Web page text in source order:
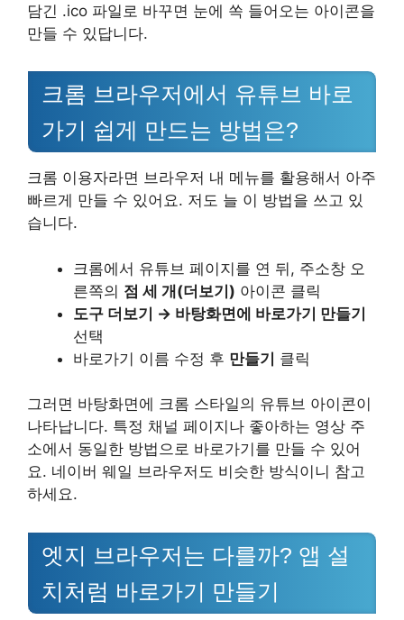
담긴 .ico 파일로 바꾸면 눈에 쏙 들어오는 아이콘을
만들 수 있답니다.
크롬 브라우저에서 유튜브 바로
가기 쉽게 만드는 방법은?
크롬 이용자라면 브라우저 내 메뉴를 활용해서 아주
빠르게 만들 수 있어요. 저도 늘 이 방법을 쓰고 있
습니다.
크롬에서 유튜브 페이지를 연 뒤, 주소창 오
른쪽의 점 세 개(더보기) 아이콘 클릭
도구 더보기 → 바탕화면에 바로가기 만들기
선택
바로가기 이름 수정 후 만들기 클릭
그러면 바탕화면에 크롬 스타일의 유튜브 아이콘이
나타납니다. 특정 채널 페이지나 좋아하는 영상 주
소에서 동일한 방법으로 바로가기를 만들 수 있어
요. 네이버 웨일 브라우저도 비슷한 방식이니 참고
하세요.
엣지 브라우저는 다를까? 앱 설
치처럼 바로가기 만들기